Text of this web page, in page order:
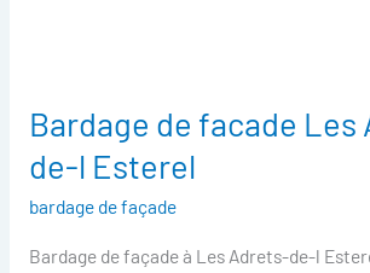
Bardage de facade Les
de-l Esterel
bardage de façade
Bardage de façade à Les Adrets-de-l
Bardage
de
facade
Les
Adrets-